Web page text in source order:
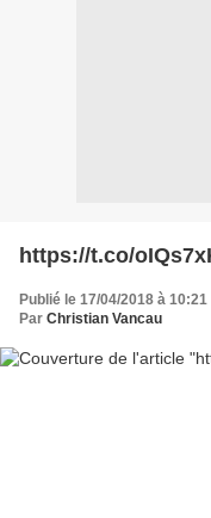
https://t.co/
Publié le 17/04/2018 à 10:21
Par Christian Vancau